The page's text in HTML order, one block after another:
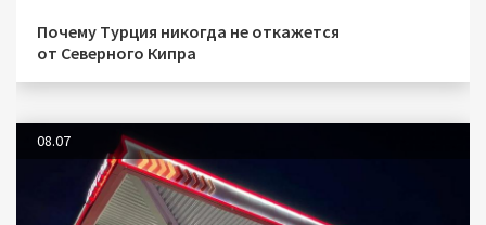
Почему Турция никогда не откажется
от Северного Кипра
08.07